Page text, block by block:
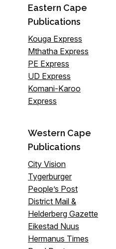
Eastern Cape
Publications
Kouga Express
Mthatha Express
PE Express
UD Express
Komani-Karoo
Express
Western Cape
Publications
City Vision
Tygerburger
People’s Post
District Mail &
Helderberg Gazette
Eikestad Nuus
Hermanus Times